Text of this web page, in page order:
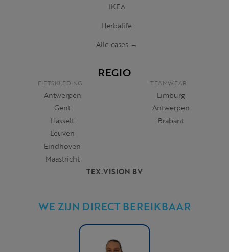
TEX.VISION BV
WE ZIJN DIRECT BEREIKBAAR
IKEA
Herbalife
Alle cases →
REGIO
FIETSKLEDING
Antwerpen
Gent
Hasselt
Leuven
Eindhoven
Maastricht
TEAMWEAR
Limburg
Antwerpen
Brabant